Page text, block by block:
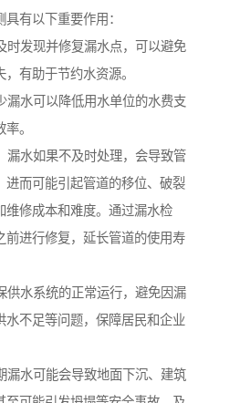
有以下重要作用：
时发现并修复漏水点，可以避免
有助于节约水资源。
漏水可以降低用水单位的水费支
。
漏水如果不及时处理，会导致管
进而可能引起管道的移位、破裂
维修成本和难度。通过漏水检
前进行修复，延长管道的使用寿
供水系统的正常运行，避免因漏
水不足等问题，保障居民和企业
漏水可能会导致地面下沉、建筑